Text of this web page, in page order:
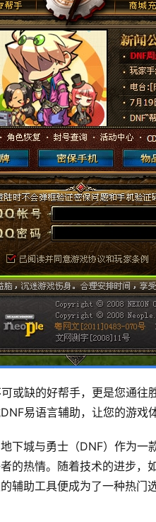
或缺的好帮手，更是您通往
易语言辅助，让您的游戏
下城与勇士（DNF）作为一
的热情。随着技术的进步，
辅助工具便成为了一种热门选